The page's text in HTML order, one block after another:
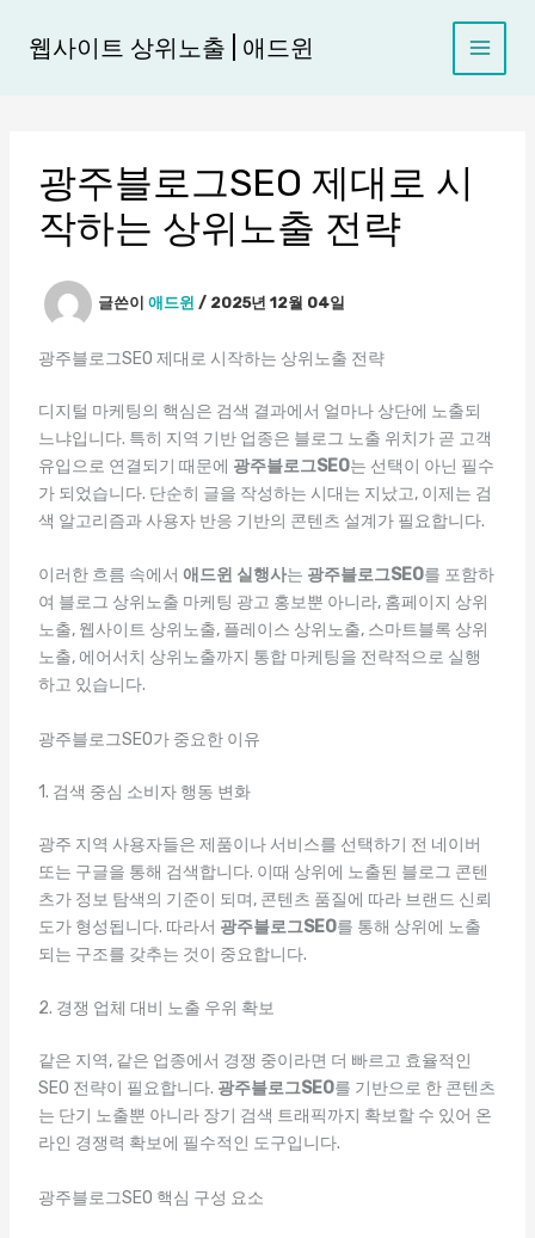
웹사이트 상위노출 | 애드윈
광주블로그SEO 제대로 시
작하는 상위노출 전략
글쓴이 애드윈 / 2025년 12월 04일
광주블로그SEO 제대로 시작하는 상위노출 전략
디지털 마케팅의 핵심은 검색 결과에서 얼마나 상단에 노출되
느냐입니다. 특히 지역 기반 업종은 블로그 노출 위치가 곧 고객
유입으로 연결되기 때문에 광주블로그SEO는 선택이 아닌 필수
가 되었습니다. 단순히 글을 작성하는 시대는 지났고, 이제는 검
색 알고리즘과 사용자 반응 기반의 콘텐츠 설계가 필요합니다.
이러한 흐름 속에서 애드윈 실행사는 광주블로그SEO를 포함하
여 블로그 상위노출 마케팅 광고 홍보뿐 아니라, 홈페이지 상위
노출, 웹사이트 상위노출, 플레이스 상위노출, 스마트블록 상위
노출, 에어서치 상위노출까지 통합 마케팅을 전략적으로 실행
하고 있습니다.
광주블로그SEO가 중요한 이유
1. 검색 중심 소비자 행동 변화
광주 지역 사용자들은 제품이나 서비스를 선택하기 전 네이버
또는 구글을 통해 검색합니다. 이때 상위에 노출된 블로그 콘텐
츠가 정보 탐색의 기준이 되며, 콘텐츠 품질에 따라 브랜드 신뢰
도가 형성됩니다. 따라서 광주블로그SEO를 통해 상위에 노출
되는 구조를 갖추는 것이 중요합니다.
2. 경쟁 업체 대비 노출 우위 확보
같은 지역, 같은 업종에서 경쟁 중이라면 더 빠르고 효율적인
SEO 전략이 필요합니다. 광주블로그SEO를 기반으로 한 콘텐츠
는 단기 노출뿐 아니라 장기 검색 트래픽까지 확보할 수 있어 온
라인 경쟁력 확보에 필수적인 도구입니다.
광주블로그SEO 핵심 구성 요소